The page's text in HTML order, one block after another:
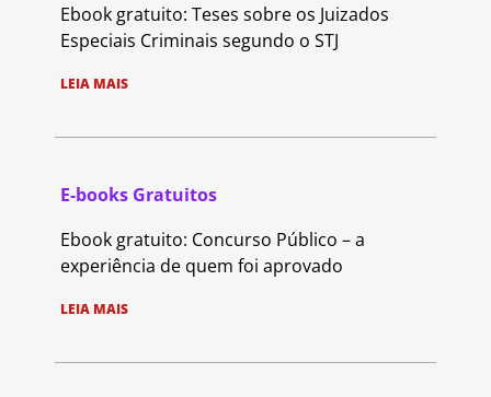
Ebook gratuito: Teses sobre os Juizados
Especiais Criminais segundo o STJ
LEIA MAIS
E-books Gratuitos
Ebook gratuito: Concurso Público – a
experiência de quem foi aprovado
LEIA MAIS